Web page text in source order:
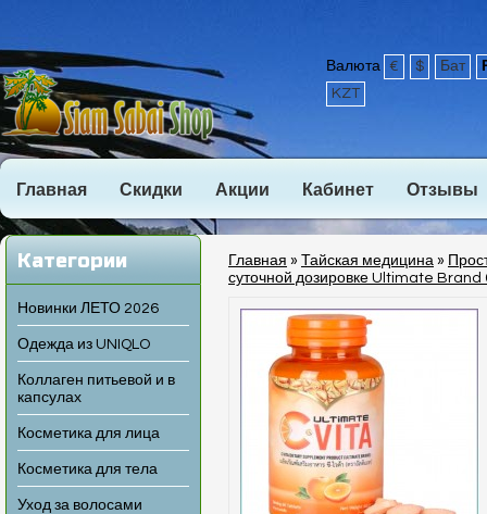
Валюта € $ Бат
KZT
Главная Скидки Акции Кабинет Отзывы
Категории
Новинки ЛЕТО 2026
Одежда из UNIQLO
Коллаген питьевой и в
капсулах
Косметика для лица
Косметика для тела
Уход за волосами
Главная » Тайская медицина »
суточной дозировке Ultimate Brand